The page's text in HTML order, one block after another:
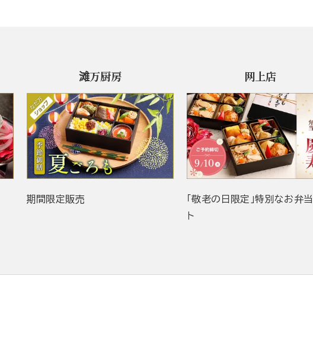
滩万厨房
期間限定販売
网上店
「敬老の日限定」特別なお弁
ト